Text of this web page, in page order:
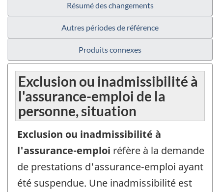
Résumé des changements
Autres périodes de référence
Produits connexes
Exclusion ou inadmissibilité à
l'assurance-emploi de la
personne, situation
Exclusion ou inadmissibilité à
l'assurance-emploi réfère à la demande
de prestations d'assurance-emploi ayant
été suspendue. Une inadmissibilité est